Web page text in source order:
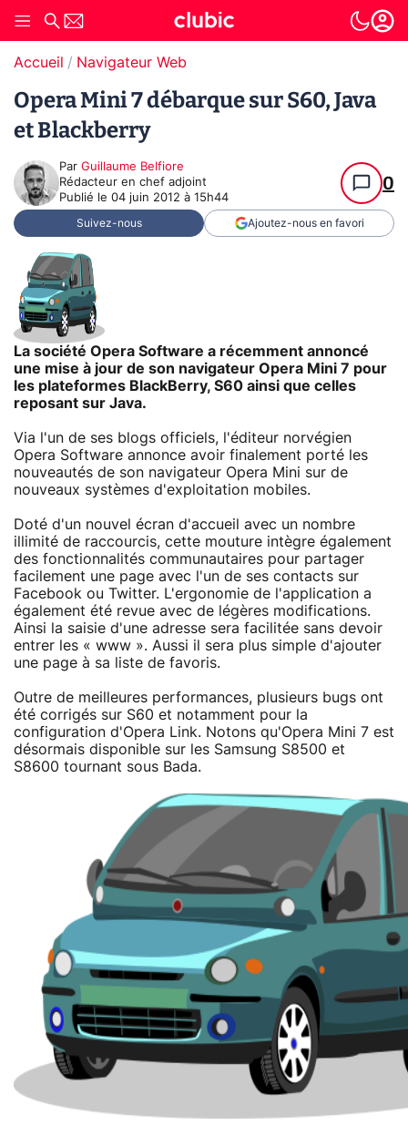
Accueil Navigateur Web
Opera Mini 7 débarque sur S60, Java
et Blackberry
Par Guillaume Belfiore
Rédacteur en chef adjoint
Publié le 04 juin 2012 à 15h44
0
Suivez-nous Ajoutez-nous en favori
La société Opera Software a récemment annoncé
une mise à jour de son navigateur Opera Mini 7 pour
les plateformes BlackBerry, S60 ainsi que celles
reposant sur Java.
Via l'un de ses blogs officiels, l'éditeur norvégien
Opera Software annonce avoir finalement porté les
nouveautés de son navigateur Opera Mini sur de
nouveaux systèmes d'exploitation mobiles.
Doté d'un nouvel écran d'accueil avec un nombre
illimité de raccourcis, cette mouture intègre également
des fonctionnalités communautaires pour partager
facilement une page avec l'un de ses contacts sur
Facebook ou Twitter. L'ergonomie de l'application a
également été revue avec de légères modifications.
Ainsi la saisie d'une adresse sera facilitée sans devoir
entrer les « www ». Aussi il sera plus simple d'ajouter
une page à sa liste de favoris.
Outre de meilleures performances, plusieurs bugs ont
été corrigés sur S60 et notamment pour la
configuration d'Opera Link. Notons qu'Opera Mini 7 est
désormais disponible sur les Samsung S8500 et
S8600 tournant sous Bada.